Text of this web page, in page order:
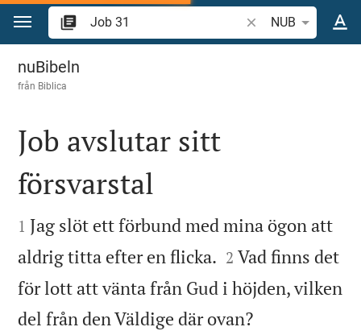
Hoppa till innehåll
Sök bibelvers eller
NUB
Job 31
nuBibeln
från Biblica

Job avslutar sitt
försvarstal

1 Jag slöt ett förbund med mina ögon att
aldrig titta efter en flicka. 

2 Vad finns det
för lott att vänta från Gud i höjden, vilken
del från den Väldige där ovan?